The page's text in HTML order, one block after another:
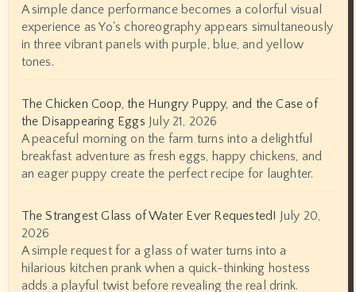
A simple dance performance becomes a colorful visual
experience as Yo's choreography appears simultaneously
in three vibrant panels with purple, blue, and yellow
tones.
The Chicken Coop, the Hungry Puppy, and the Case of
the Disappearing Eggs July 21, 2026
A peaceful morning on the farm turns into a delightful
breakfast adventure as fresh eggs, happy chickens, and
an eager puppy create the perfect recipe for laughter.
The Strangest Glass of Water Ever Requested! July 20,
2026
A simple request for a glass of water turns into a
hilarious kitchen prank when a quick-thinking hostess
adds a playful twist before revealing the real drink.